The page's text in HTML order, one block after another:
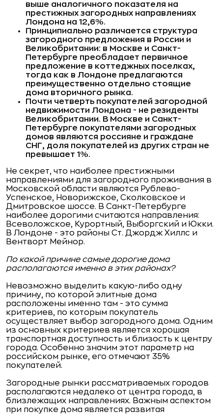
выше аналогичного показателя на
престижных загородных направлениях
Лондона на 12,6%.
Принципиально различается структура
загородного предложения в России и
Великобритании: в Москве и Санкт-
Петербурге преобладает первичное
предложение в коттеджных поселках,
тогда как в Лондоне предлагаются
преимущественно отдельно стоящие
дома вторичного рынка.
Почти четверть покупателей загородной
недвижимости Лондона - не резиденты
Великобритании. В Москве и Санкт-
Петербурге покупателями загородных
домов являются россияне и граждане
СНГ, доля покупателей из других стран не
превышает 1%.
Не секрет, что наиболее престижными
направлениями для загородного проживания в
Московской области являются Рублево-
Успенское, Новорижское, Сколковское и
Дмитровское шоссе. В Санкт-Петербурге
наиболее дорогими считаются направления:
Всеволожское, Курортный, Выборгский и Юкки.
В Лондоне - это районы Ст. Джордж Хиллс и
Вентворт Мейнор.
По какой причине самые дорогие дома
располагаются именно в этих районах?
Невозможно выделить какую-либо одну
причину, по которой элитные дома
расположены именно там - это сумма
критериев, по которым покупатель
осуществляет выбор загородного дома. Одним
из основных критериев является хорошая
транспортная доступность и близость к центру
города. Особенно значим этот параметр на
российском рынке, его отмечают 35%
покупателей.
Загородные рынки рассматриваемых городов
располагаются недалеко от центра города, в
близлежащих направлениях. Важным аспектом
при покупке дома является развитая